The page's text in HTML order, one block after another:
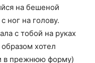
на бешеной
ног на голову.
с тобой на руках
хотел
в прежнюю форму)